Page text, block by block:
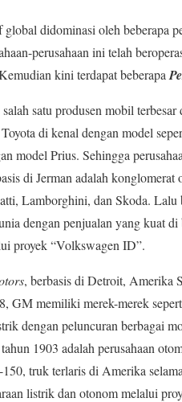
didominasi oleh beberapa
perusahaan ini telah
kini terdapat beberapa
satu produsen mobil
di kenal dengan model
model Prius. Sehingga
di Jerman adalah
Lamborghini, dan Skoda.
dengan penjualan yang kuat
proyek “Volkswagen ID”.
, berbasis di Detroit, Amerika
GM memiliki merek-merek
dengan peluncuran berbagai
1903 adalah perusahaan
truk terlaris di Amerika
listrik dan otonom melalui